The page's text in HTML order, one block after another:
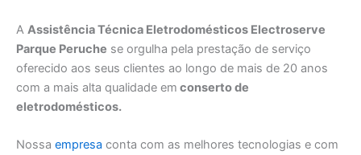
A Assistência Técnica Eletrodomésticos Electroserve
Parque Peruche se orgulha pela prestação de serviço
oferecido aos seus clientes ao longo de mais de 20 anos
com a mais alta qualidade em conserto de
eletrodomésticos.
Nossa empresa conta com as melhores tecnologias e com